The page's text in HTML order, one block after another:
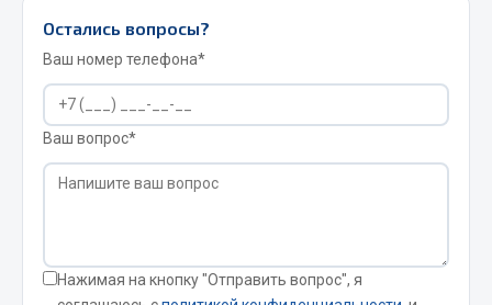
Аптечки и знаки автомобильные
Брызговики
Вентиляторы кабины
Вымпела
Показать ещё
Смазочные материалы
Остались вопросы?
Ваш номер телефона*
Ваш вопрос*
Нажимая на кнопку "Отправить вопрос", я